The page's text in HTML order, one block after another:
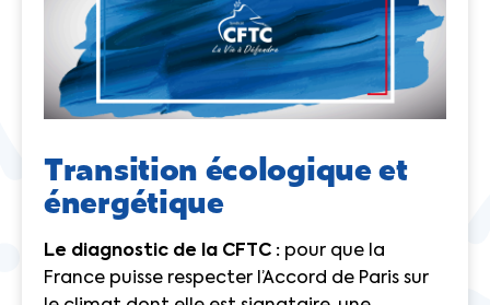
Transition écologique et
énergétique
Le diagnostic de la CFTC : pour que la
France puisse respecter l’Accord de Paris sur